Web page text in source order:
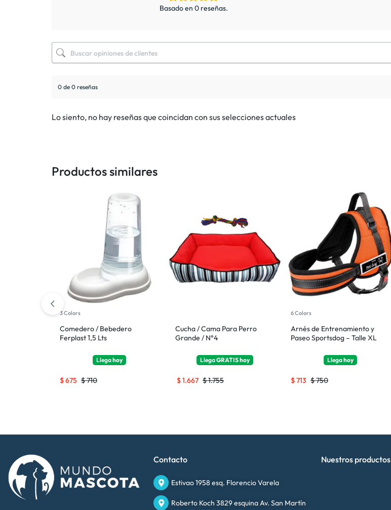
Basado en 0 reseñas.
0 de 0 reseñas
Lo siento, no hay reseñas que coincidan con sus selecciones actuales
Productos similares
3 Colors
Comedero / Bebedero
Ferplast 1,5 Lts
Llegahoy
$710
$675
Cucha / Cama Para Perro
Grande / N°4
LlegaGRATIShoy
$1.755
$1.667
6 Colors
Arnés de Entrenamiento y
Paseo Sportsdog – Talle XL
Llegahoy
$750
$713
Contacto
Estivao 1958 esq. Florencio Varela
Roberto Koch 3829 esquina Av. San Martín
Nuestros productos